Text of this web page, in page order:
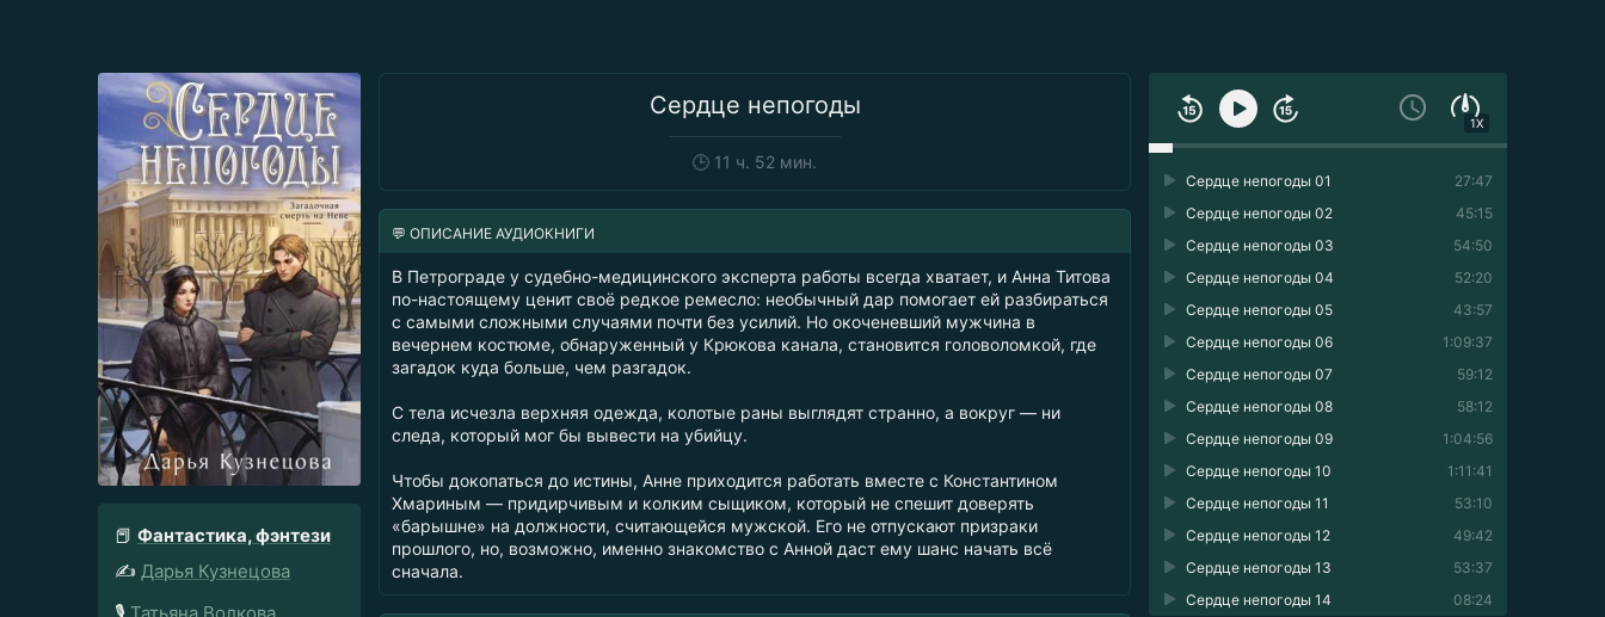
Сердце непогоды
🕒 11 ч. 52 мин.
📕 Фантастика, фэнтези
✍️ Дарья Кузнецова
1X
27:47
Сердце непогоды 01
45:15
Сердце непогоды 02
54:50
Сердце непогоды 03
52:20
Сердце непогоды 04
43:57
Сердце непогоды 05
1:09:37
Сердце непогоды 06
59:12
Сердце непогоды 07
58:12
Сердце непогоды 08
1:04:56
Сердце непогоды 09
1:11:41
Сердце непогоды 10
53:10
Сердце непогоды 11
49:42
Сердце непогоды 12
53:37
Сердце непогоды 13
08:24
Сердце непогоды 14
💬 ОПИСАНИЕ АУДИОКНИГИ
В Петрограде у судебно-медицинского эксперта работы всегда хватает, и Анна Титова
по-настоящему ценит своё редкое ремесло: необычный дар помогает ей разбираться
с самыми сложными случаями почти без усилий. Но окоченевший мужчина в
вечернем костюме, обнаруженный у Крюкова канала, становится головоломкой, где
загадок куда больше, чем разгадок.
С тела исчезла верхняя одежда, колотые раны выглядят странно, а вокруг — ни
следа, который мог бы вывести на убийцу.
Чтобы докопаться до истины, Анне приходится работать вместе с Константином
Хмариным — придирчивым и колким сыщиком, который не спешит доверять
«барышне» на должности, считающейся мужской. Его не отпускают призраки
прошлого, но, возможно, именно знакомство с Анной даст ему шанс начать всё
сначала.